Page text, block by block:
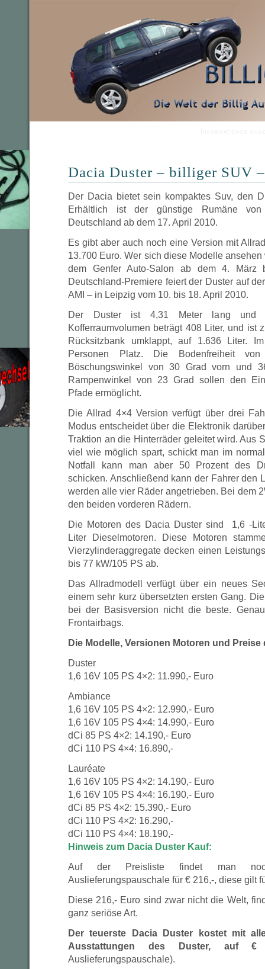
Dacia Duster – billiger SUV
Der Dacia bietet sein kompaktes Suv, den
Erhältlich ist der günstige Rumäne
Deutschland ab dem 17. April 2010.
Es gibt aber auch noch eine Version mit
13.700 Euro. Wer sich diese Modelle
dem Genfer Auto-Salon ab dem 4. März
Deutschland-Premiere feiert der Duster auf
AMI – in Leipzig vom 10. bis 18. April 2010.
Der Duster ist 4,31 Meter lang und
Kofferraumvolumen beträgt 408 Liter, und ist
Rücksitzbank umklappt, auf 1.636 Liter.
Personen Platz. Die Bodenfreiheit
Böschungswinkel von 30 Grad vorn und
Rampenwinkel von 23 Grad sollen den
Pfade ermöglicht.
Die Allrad 4×4 Version verfügt über drei
Modus entscheidet über die Elektronik
Traktion an die Hinterräder geleitet wird. Aus
viel wie möglich spart, schickt man im
Notfall kann man aber 50 Prozent des
schicken. Anschließend kann der Fahrer den
werden alle vier Räder angetrieben. Bei dem
den beiden vorderen Rädern.
Die Motoren des Dacia Duster sind 1,6 -
Liter Dieselmotoren. Diese Motoren
Vierzylinderaggregate decken einen
bis 77 kW/105 PS ab.
Das Allradmodell verfügt über ein neues
einem sehr kurz übersetzten ersten Gang.
bei der Basisversion nicht die beste.
Frontairbags.
Die Modelle, Versionen Motoren und Preise
Duster
1,6 16V 105 PS 4×2: 11.990,- Euro
Ambiance
1,6 16V 105 PS 4×2: 12.990,- Euro
1,6 16V 105 PS 4×4: 14.990,- Euro
dCi 85 PS 4×2: 14.190,- Euro
dCi 110 PS 4×4: 16.890,-
Lauréate
1,6 16V 105 PS 4×2: 14.190,- Euro
1,6 16V 105 PS 4×4: 16.190,- Euro
dCi 85 PS 4×2: 15.390,- Euro
dCi 110 PS 4×2: 16.290,-
dCi 110 PS 4×4: 18.190,-
Hinweis zum Dacia Duster Kauf:
Auf der Preisliste findet man
Auslieferungspauschale für € 216,-, diese gilt
Diese 216,- Euro sind zwar nicht die Welt,
ganz seriöse Art.
Der teuerste Dacia Duster kostet mit
Ausstattungen des Duster, auf €
Auslieferungspauschale).